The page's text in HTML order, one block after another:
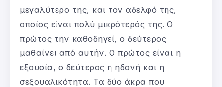
μεγαλύτερο της, και τον αδελφό της,
οποίος είναι πολύ μικρότερός της. Ο
πρώτος την καθοδηγεί, ο δεύτερος
μαθαίνει από αυτήν. Ο πρώτος είναι η
εξουσία, ο δεύτερος η ηδονή και η
σεξουαλικότητα. Τα δύο άκρα που